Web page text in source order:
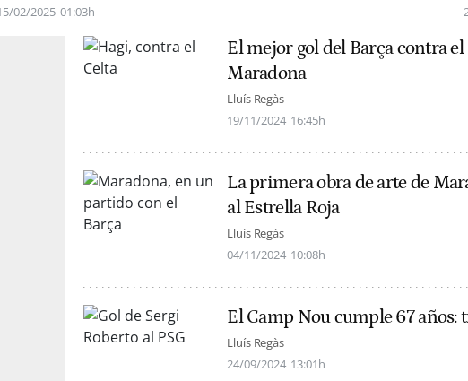
02/2025 01:03h
El mejor gol del Barça contra
Maradona
Lluís Regàs
19/11/2024 16:45h
La primera obra de arte de
al Estrella Roja
Lluís Regàs
04/11/2024 10:08h
El Camp Nou cumple 67 años:
Lluís Regàs
24/09/2024 13:01h